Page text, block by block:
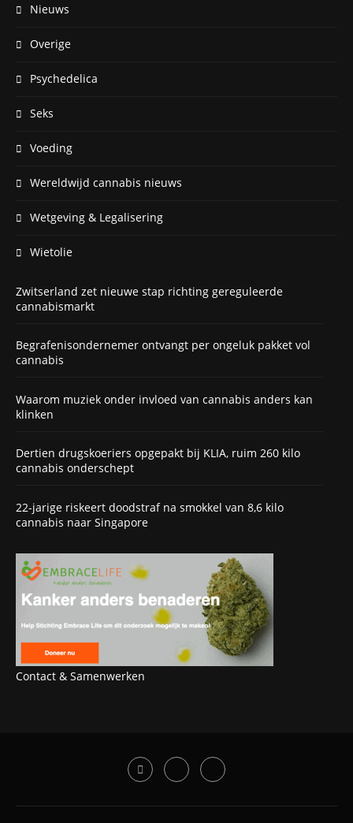
Nieuws
Overige
Psychedelica
Seks
Voeding
Wereldwijd cannabis nieuws
Wetgeving & Legalisering
Wietolie
Zwitserland zet nieuwe stap richting gereguleerde
cannabismarkt
Begrafenisondernemer ontvangt per ongeluk pakket vol
cannabis
Waarom muziek onder invloed van cannabis anders kan
klinken
Dertien drugskoeriers opgepakt bij KLIA, ruim 260 kilo
cannabis onderschept
22-jarige riskeert doodstraf na smokkel van 8,6 kilo
cannabis naar Singapore
Contact & Samenwerken